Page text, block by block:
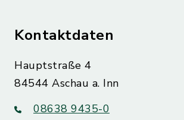
Kontaktdaten
Hauptstraße 4
84544 Aschau a. Inn
08638 9435-0